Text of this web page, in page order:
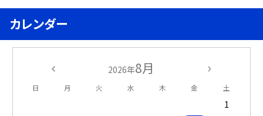
カレンダー
2026年8月
日 月 火 水 木 金 土
1